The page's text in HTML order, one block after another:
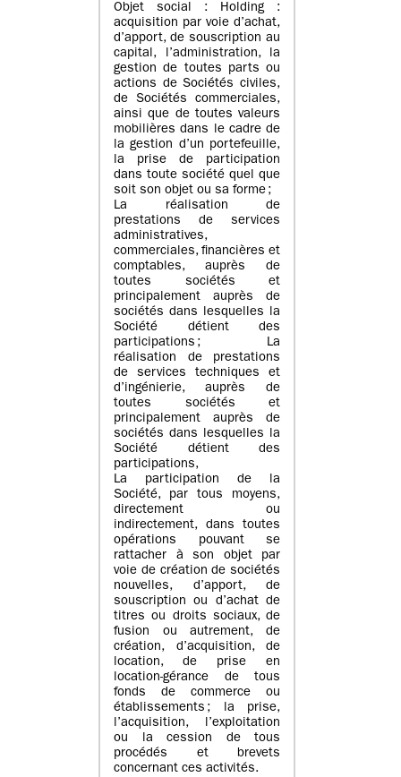
Objet social : Holding :
acquisition par voie d’achat,
d’apport, de souscription au
capital, l’administration, la
gestion de toutes parts ou
actions de Sociétés civiles,
de Sociétés commerciales,
ainsi que de toutes valeurs
mobilières dans le cadre de
la gestion d’un portefeuille,
la prise de participation
dans toute société quel que
soit son objet ou sa forme ;
La réalisation de
prestations de services
administratives,
commerciales, financières et
comptables, auprès de
toutes sociétés et
principalement auprès de
sociétés dans lesquelles la
Société détient des
participations ; La
réalisation de prestations
de services techniques et
d’ingénierie, auprès de
toutes sociétés et
principalement auprès de
sociétés dans lesquelles la
Société détient des
participations,
La participation de la
Société, par tous moyens,
directement ou
indirectement, dans toutes
opérations pouvant se
rattacher à son objet par
voie de création de sociétés
nouvelles, d’apport, de
souscription ou d’achat de
titres ou droits sociaux, de
fusion ou autrement, de
création, d’acquisition, de
location, de prise en
location-gérance de tous
fonds de commerce ou
établissements ; la prise,
l’acquisition, l’exploitation
ou la cession de tous
procédés et brevets
concernant ces activités.